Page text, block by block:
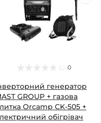
0
генератор
GROUP + газова
Orcamp CK-505 +
обігрівач